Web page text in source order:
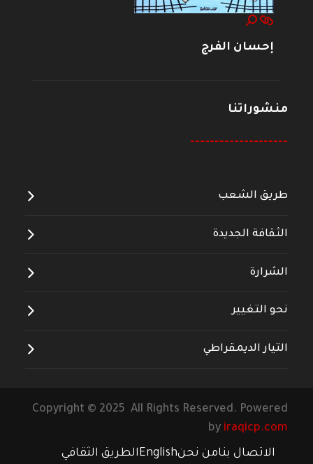
إحسان الفرج
منشوراتنا
--------------------
طريق الشعب
الثقافة الجديدة
الشرارة
نحو التغيير
التيار الديمقراطي
Copyright © 2025 All Rights Reserved. Powered
by iraqicp.com
الاتصال بنامن نحنEnglishالطريق الثقافي